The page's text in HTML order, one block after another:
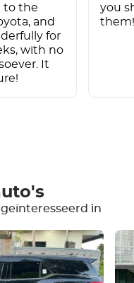
to the
and
for
with no
It
you
them!
in